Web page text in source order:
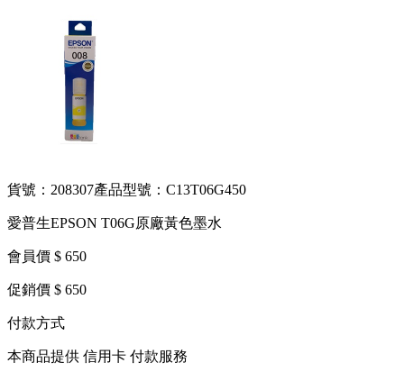
貨號：208307產品型號：C13T06G450
愛普生EPSON T06G原廠黃色墨水
會員價 $ 650
促銷價 $ 650
付款方式
本商品提供 信用卡 付款服務